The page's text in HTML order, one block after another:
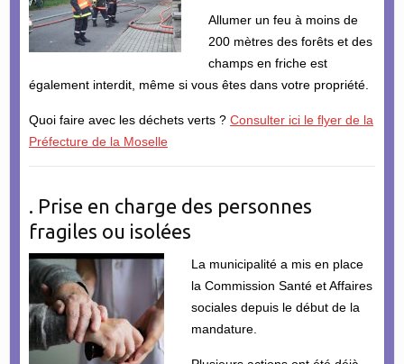
Allumer un feu à moins de
200 mètres des forêts et des
champs en friche est
également interdit, même si vous êtes dans votre propriété.
Quoi faire avec les déchets verts ? Consulter ici le flyer de la
Préfecture de la Moselle
. Prise en charge des personnes
fragiles ou isolées
La municipalité a mis en place
la Commission Santé et Affaires
sociales depuis le début de la
mandature.